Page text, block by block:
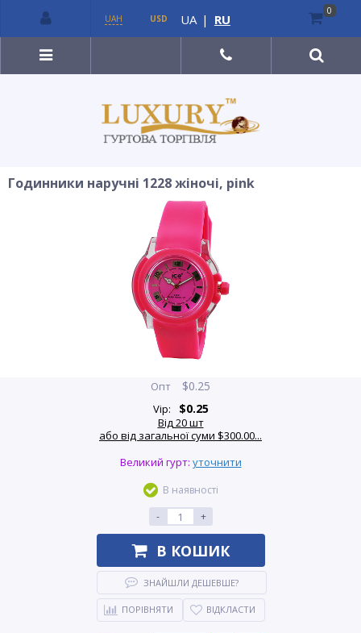
Годинники наручні 1228 жіночі, pink
Опт $0.25
Vip: $0.25
Від 20 шт
або від загальної суми $300.00...
Великий гурт: уточнити
В наявності
-
+
В КОШИК
ЗНАЙШЛИ ДЕШЕВШЕ?
ПОРІВНЯТИ ВІДКЛАСТИ
UAH USD UA | RU
0